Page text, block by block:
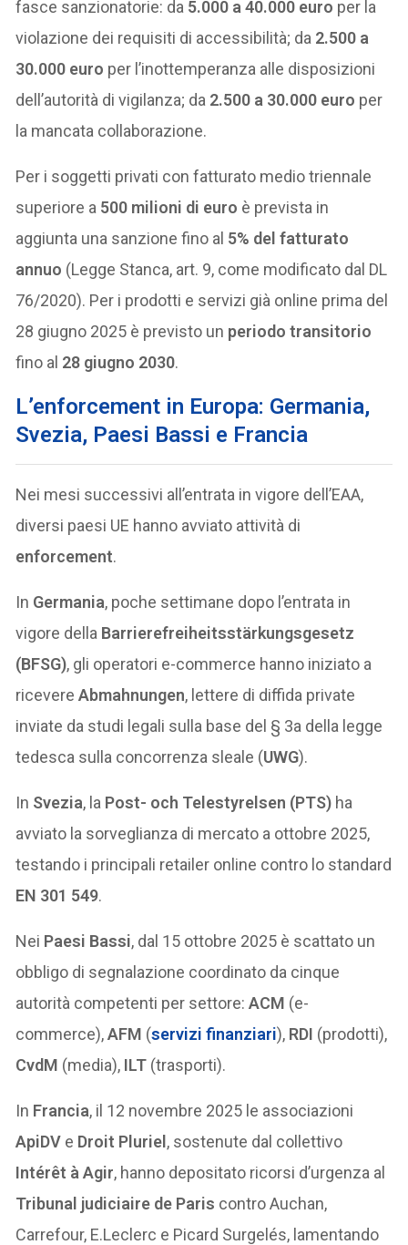
fasce sanzionatorie: da 5.000 a 40.000 euro per la
violazione dei requisiti di accessibilità; da 2.500 a
30.000 euro per l’inottemperanza alle disposizioni
dell’autorità di vigilanza; da 2.500 a 30.000 euro per
la mancata collaborazione.
Per i soggetti privati con fatturato medio triennale
superiore a 500 milioni di euro è prevista in
aggiunta una sanzione fino al 5% del fatturato
annuo (Legge Stanca, art. 9, come modificato dal DL
76/2020). Per i prodotti e servizi già online prima del
28 giugno 2025 è previsto un periodo transitorio
fino al 28 giugno 2030.
L’enforcement in Europa: Germania,
Svezia, Paesi Bassi e Francia
Nei mesi successivi all’entrata in vigore dell’EAA,
diversi paesi UE hanno avviato attività di
enforcement.
In Germania, poche settimane dopo l’entrata in
vigore della Barrierefreiheitsstärkungsgesetz
(BFSG), gli operatori e-commerce hanno iniziato a
ricevereAbmahnungen, lettere di diffida private
inviate da studi legali sulla base del § 3a della legge
tedesca sulla concorrenza sleale (UWG).
In Svezia, la Post- och Telestyrelsen (PTS) ha
avviato la sorveglianza di mercato a ottobre 2025,
testando i principali retailer online contro lo standard
EN 301 549.
Nei Paesi Bassi, dal 15 ottobre 2025 è scattato un
obbligo di segnalazione coordinato da cinque
autorità competenti per settore:ACM (e-
commerce),AFM (servizi finanziari), RDI (prodotti),
CvdM (media), ILT (trasporti).
In Francia, il 12 novembre 2025 le associazioni
ApiDV e Droit Pluriel, sostenute dal collettivo
Intérêt à Agir, hanno depositato ricorsi d’urgenza al
Tribunal judiciaire de Paris contro Auchan,
Carrefour, E.Leclerc e Picard Surgelés, lamentando